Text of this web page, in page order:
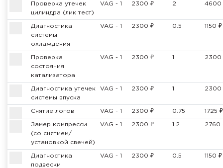
Проверка утечек
цилиндра (лик тест)
VAG - 1 2300 ₽ 2 4600
Диагностика
системы
охлаждения
VAG - 1 2300 ₽ 0.5 1150 ₽
Проверка
состояния
катализатора
VAG - 1 2300 ₽ 1 2300
Диагностика утечек
системы впуска
VAG - 1 2300 ₽ 1 2300
Снятие логов VAG - 1 2300 ₽ 0.75 1725 ₽
Замер компресси
(со снятием/
установкой свечей)
VAG - 1 2300 ₽ 1.2 2760
Диагностика
подвески
VAG - 1 2300 ₽ 0.5 1150 ₽